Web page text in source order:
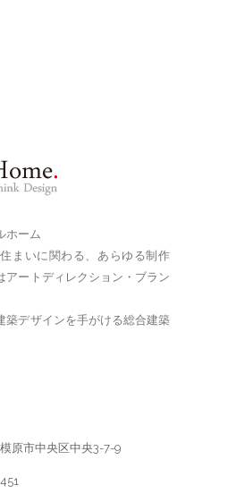
ホーム
まいに関わる、あらゆる制作
アートディレクション・ブラン
築デザインを手がける総合建築
原市中央区中央3-7-9